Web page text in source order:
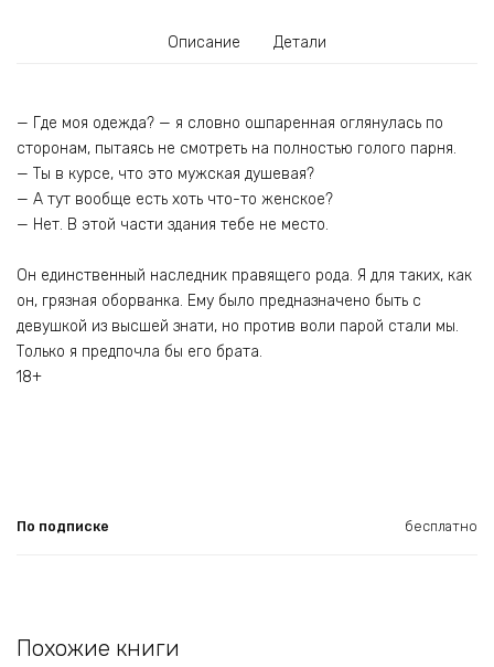
Описание Детали
— Где моя одежда? — я словно ошпаренная оглянулась по
сторонам, пытаясь не смотреть на полностью голого парня.
— Ты в курсе, что это мужская душевая?
— А тут вообще есть хоть что-то женское?
— Нет. В этой части здания тебе не место.
Он единственный наследник правящего рода. Я для таких, как
он, грязная оборванка. Ему было предназначено быть с
девушкой из высшей знати, но против воли парой стали мы.
Только я предпочла бы его брата.
18+
По подписке бесплатно
Похожие книги